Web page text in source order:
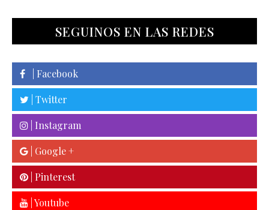
SEGUINOS EN LAS REDES
| Facebook
| Twitter
| Instagram
| Google +
| Pinterest
| Youtube